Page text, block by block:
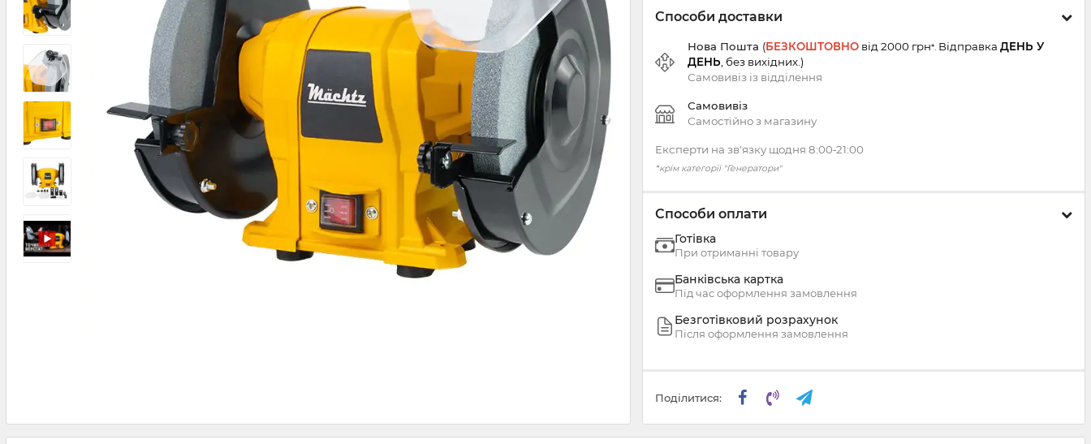
Способи доставки
Нова Пошта (БЕЗКОШТОВНО від 2000 грн*. Відправка ДЕНЬ У
ДЕНЬ , без вихідних.)
Самовивіз із відділення
Самовивіз
Самостійно з магазину
Експерти на зв'язку щодня 8:00‑21:00
*крім категорії "Генератори"
Способи оплати
Готівка
При отриманні товару
Банківська картка
Під час оформлення замовлення
Безготівковий розрахунок
Після оформлення замовлення
Поділитися: